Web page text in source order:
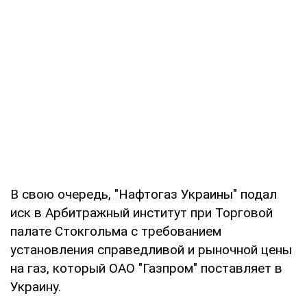
В свою очередь, "Нафтогаз Украины" подал
иск в Арбитражный институт при Торговой
палате Стокгольма с требованием
установления справедливой и рыночной цены
на газ, который ОАО "Газпром" поставляет в
Украину.